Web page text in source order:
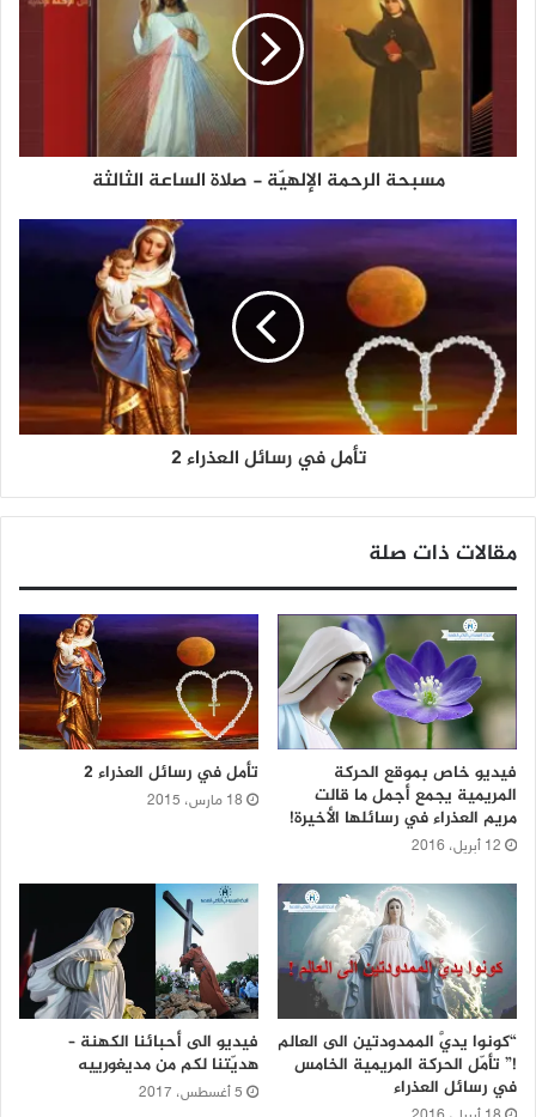
مسبحة الرحمة الإلهيّة - صلاة الساعة الثالثة
تأمل في رسائل العذراء 2
مقالات ذات صلة
فيديو خاص بموقع الحركة
المريمية يجمع أجمل ما قالت
مريم العذراء في رسائلها الأخيرة!
12 أبريل، 2016
تأمل في رسائل العذراء 2
18 مارس، 2015
“كونوا يديَّ الممدودتين الى العالم
!” تأمّل الحركة المريمية الخامس
في رسائل العذراء
فيديو الى أحبائنا الكهنة –
هديّتنا لكم من مديغورييه
5 أغسطس، 2017